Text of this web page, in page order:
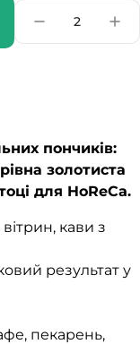
пончиків:
золотиста
для HoReCa.
кави з
результат у
пекарень,